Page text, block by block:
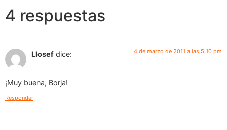
4 respuestas
Llosef dice: 4 de marzo de 2011 a las 5:10 pm
¡Muy buena, Borja!
Responder